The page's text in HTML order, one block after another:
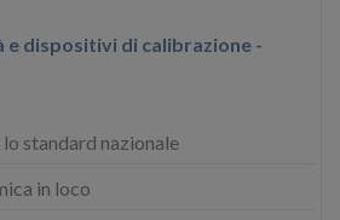
e dispositivi di calibrazione -
standard nazionale
in loco